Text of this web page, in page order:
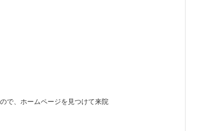
で、ホームページを見つけて来院